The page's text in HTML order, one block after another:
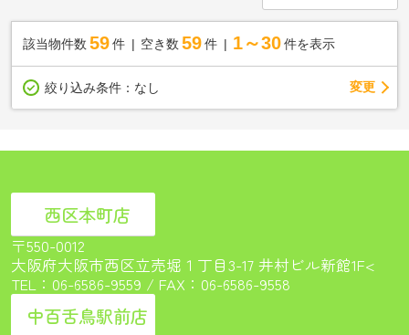
該当物件数 59件 空き数 59 件 1～30 件を表示
絞り込み条件： なし 変更
西区本町店
〒550-0012
大阪府大阪市西区立売堀１丁目3-17 井村ビル新館1F<
TEL： 06-6586-9559 / FAX：06-6586-9558
中百舌鳥駅前店